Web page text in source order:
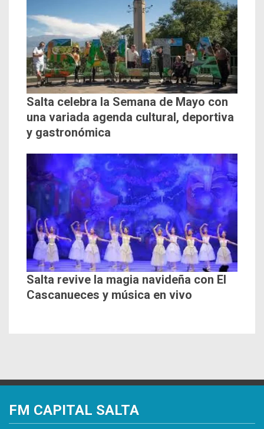
Salta celebra la Semana de Mayo con
una variada agenda cultural, deportiva
y gastronómica
Salta revive la magia navideña con El
Cascanueces y música en vivo
FM CAPITAL SALTA